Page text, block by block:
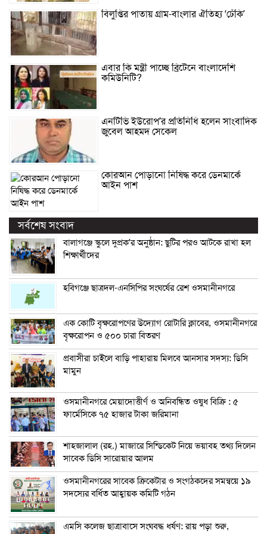
বিলুপ্তির পাতায় গ্রাম-বাংলার ঐতিহ্য ‘ঢেঁকি’
এবার কি মন্ত্রী পাচ্ছে ব্রিটেনে বাংলাদেশি
কমিউনিটি?
এনটিভি ইউরোপ’র প্রতিনিধি হলেন সাংবাদিক
জুবেল আহমদ সেকেল
কোরআন পোড়ানো নিষিদ্ধ করে ডেনমার্কে
আইন পাশ
সর্বশেষ সংবাদ
বালাগঞ্জে স্কুলে দুপ্রক’র অনুষ্ঠান: ছুটির পরও আটকে রাখা হল
শিক্ষার্থীদের
হবিগঞ্জে ছাত্রদল-এনসিপির সংঘর্ষের রেশ ওসমানীনগরে
এক কোটি বৃক্ষরোপণের উদ্যোগ রোটারি ক্লাবের, ওসমানীনগরে
বৃক্ষরোপন ও ৫০০ চারা বিতরণ
প্রবাসীরা চাইলে বাড়ি পাহারায় মিলবে আনসার সদস্য: ডিসি
মামুন
ওসমানীনগরে মেয়াদোত্তীর্ণ ও অনিবন্ধিত ওষুধ বিক্রি : ৫
ফার্মেসিকে ৭৫ হাজার টাকা জরিমানা
শাহজালাল (রহ.) মাজারে সিন্ডিকেট নিয়ে ভয়াবহ তথ্য দিলেন
সাবেক ডিসি সারোয়ার আলম
ওসমানীনগরের সাবেক ক্রিকেটার ও সংগঠকদের সমন্বয়ে ১৯
সদস্যের বর্ধিত আহ্বায়ক কমিটি গঠন
এম‌সি কলেজ ছাত্রাবাসে সংঘবদ্ধ ধর্ষণ: রায় পড়া শুরু,